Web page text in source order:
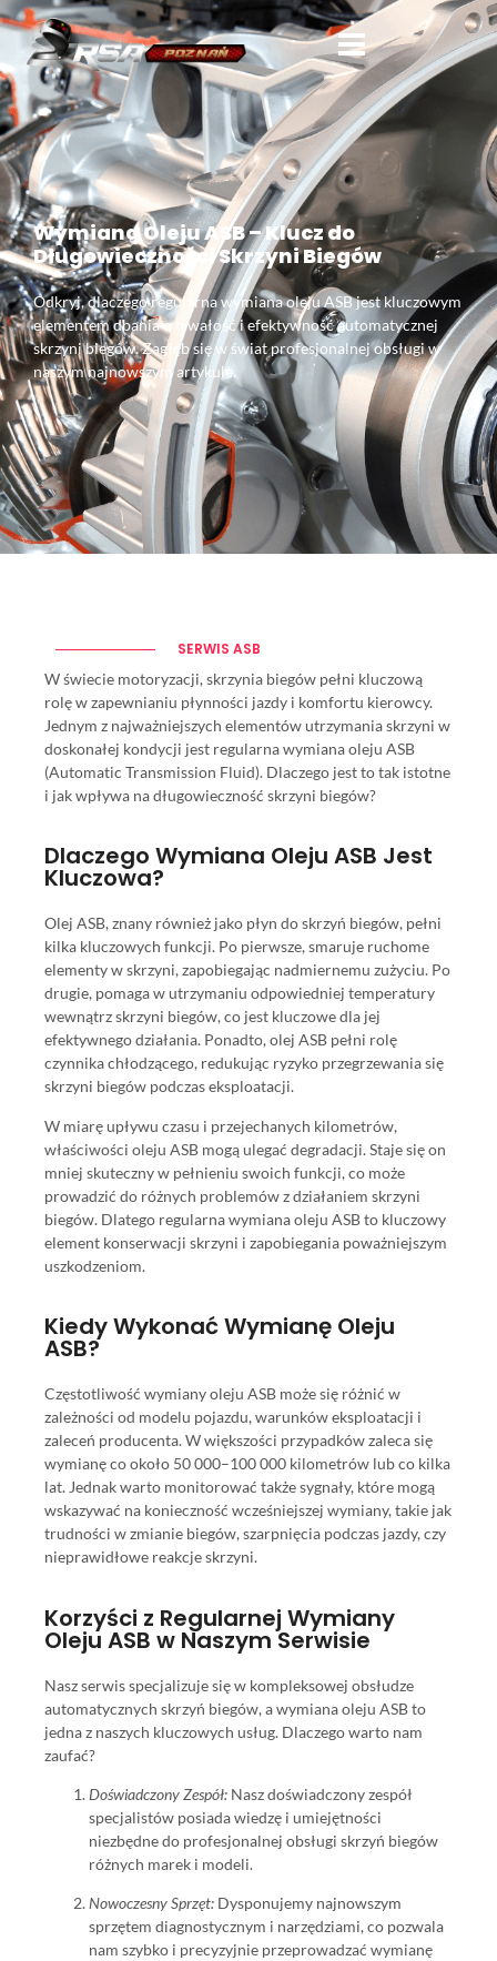
Wymiana Oleju ASB – Klucz do
Długowieczności Skrzyni Biegów
Odkryj, dlaczego regularna wymiana oleju ASB jest kluczowym
elementem dbania o trwałość i efektywność automatycznej
skrzyni biegów. Zagłęb się w świat profesjonalnej obsługi w
naszym najnowszym artykule.
SERWIS ASB
W świecie motoryzacji, skrzynia biegów pełni kluczową
rolę w zapewnianiu płynności jazdy i komfortu kierowcy.
Jednym z najważniejszych elementów utrzymania skrzyni w
doskonałej kondycji jest regularna wymiana oleju ASB
(Automatic Transmission Fluid). Dlaczego jest to tak istotne
i jak wpływa na długowieczność skrzyni biegów?
Dlaczego Wymiana Oleju ASB Jest
Kluczowa?
Olej ASB, znany również jako płyn do skrzyń biegów, pełni
kilka kluczowych funkcji. Po pierwsze, smaruje ruchome
elementy w skrzyni, zapobiegając nadmiernemu zużyciu. Po
drugie, pomaga w utrzymaniu odpowiedniej temperatury
wewnątrz skrzyni biegów, co jest kluczowe dla jej
efektywnego działania. Ponadto, olej ASB pełni rolę
czynnika chłodzącego, redukując ryzyko przegrzewania się
skrzyni biegów podczas eksploatacji.
W miarę upływu czasu i przejechanych kilometrów,
właściwości oleju ASB mogą ulegać degradacji. Staje się on
mniej skuteczny w pełnieniu swoich funkcji, co może
prowadzić do różnych problemów z działaniem skrzyni
biegów. Dlatego regularna wymiana oleju ASB to kluczowy
element konserwacji skrzyni i zapobiegania poważniejszym
uszkodzeniom.
Kiedy Wykonać Wymianę Oleju
ASB?
Częstotliwość wymiany oleju ASB może się różnić w
zależności od modelu pojazdu, warunków eksploatacji i
zaleceń producenta. W większości przypadków zaleca się
wymianę co około 50 000–100 000 kilometrów lub co kilka
lat. Jednak warto monitorować także sygnały, które mogą
wskazywać na konieczność wcześniejszej wymiany, takie jak
trudności w zmianie biegów, szarpnięcia podczas jazdy, czy
nieprawidłowe reakcje skrzyni.
Korzyści z Regularnej Wymiany
Oleju ASB w Naszym Serwisie
Nasz serwis specjalizuje się w kompleksowej obsłudze
automatycznych skrzyń biegów, a wymiana oleju ASB to
jedna z naszych kluczowych usług. Dlaczego warto nam
zaufać?
Doświadczony Zespół: Nasz doświadczony zespół
specjalistów posiada wiedzę i umiejętności
niezbędne do profesjonalnej obsługi skrzyń biegów
różnych marek i modeli.
Nowoczesny Sprzęt: Dysponujemy najnowszym
sprzętem diagnostycznym i narzędziami, co pozwala
nam szybko i precyzyjnie przeprowadzać wymianę